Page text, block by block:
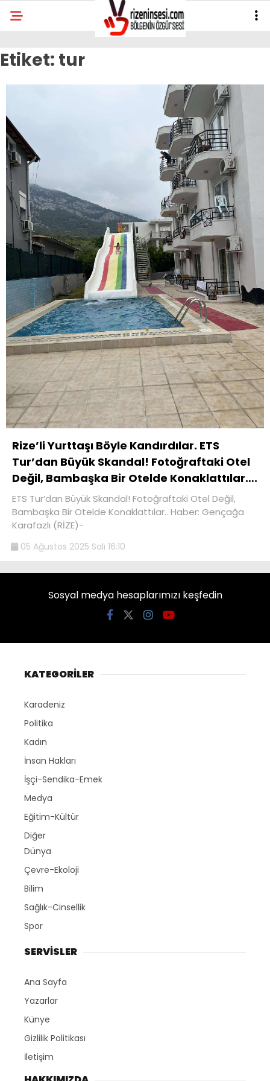
Etiket: tur
Rize’li Yurttaşı Böyle Kandırdılar. ETS
Tur’dan Büyük Skandal! Fotoğraftaki Otel
Değil, Bambaşka Bir Otelde Konaklattılar….
ETS Tur’dan Büyük Skandal! Fotoğraftaki Otel Değil,
Bambaşka Bir Otelde Konaklattılar.. Haber: Gençağa
Karafazlı (RİZE)-
05 Ağustos 2025 Salı 16:10
Sosyal medya hesaplarımızı keşfedin
KATEGORİLER
Karadeniz
Politika
Kadın
İnsan Hakları
İşçi-Sendika-Emek
Medya
Eğitim-Kültür
Diğer
Dünya
Çevre-Ekoloji
Bilim
Sağlık-Cinsellik
Spor
SERVİSLER
Ana Sayfa
Yazarlar
Künye
Gizlilik Politikası
İletişim